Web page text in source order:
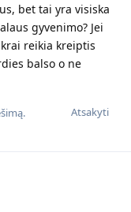
bet tai yra visiska
gyvenimo? Jei
reikia kreiptis
balso o ne
Atsakyti